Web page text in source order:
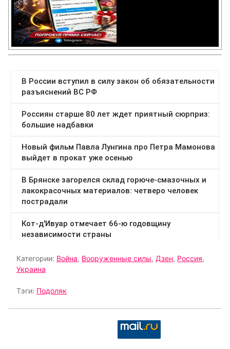
Категории: Война, Вооруженные силы, Дзен, Россия,
Украина
Тэги: Подоляк